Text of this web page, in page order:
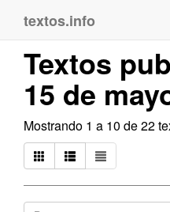
textos.info
Textos
15 de
Mostrando 1 a 10 de 22